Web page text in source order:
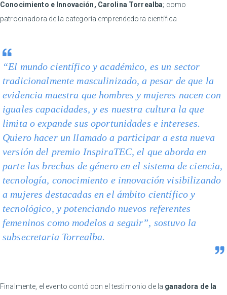
Conocimiento e Innovación, Carolina Torrealba; como
patrocinadora de la categoría emprendedora científica
“El mundo científico y académico, es un sector
tradicionalmente masculinizado, a pesar de que la
evidencia muestra que hombres y mujeres nacen con
iguales capacidades, y es nuestra cultura la que
limita o expande sus oportunidades e intereses.
Quiero hacer un llamado a participar a esta nueva
versión del premio InspiraTEC, el que aborda en
parte las brechas de género en el sistema de ciencia,
tecnología, conocimiento e innovación visibilizando
a mujeres destacadas en el ámbito científico y
tecnológico, y potenciando nuevos referentes
femeninos como modelos a seguir”, sostuvo la
subsecretaria Torrealba.
Finalmente, el evento contó con el testimonio de la ganadora de la